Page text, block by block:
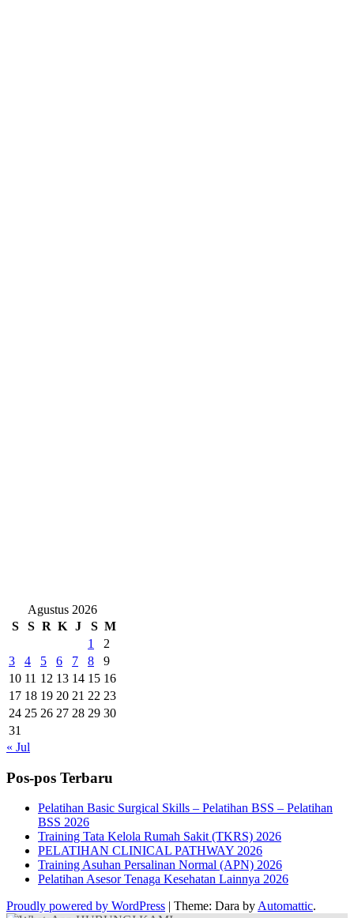
Agustus 2026
S
S R K J S M
1
2
3
4 5 6 7 8
9
10 11 12 13 14 15 16
17 18 19 20 21 22 23
24 25 26 27 28 29 30
31
« Jul
Pos-pos Terbaru
Pelatihan Basic Surgical Skills – Pelatihan BSS – Pelatihan
BSS 2026
Training Tata Kelola Rumah Sakit (TKRS) 2026
PELATIHAN CLINICAL PATHWAY 2026
Training Asuhan Persalinan Normal (APN) 2026
Pelatihan Asesor Tenaga Kesehatan Lainnya 2026
Proudly powered by WordPress
Theme: Dara byAutomattic.